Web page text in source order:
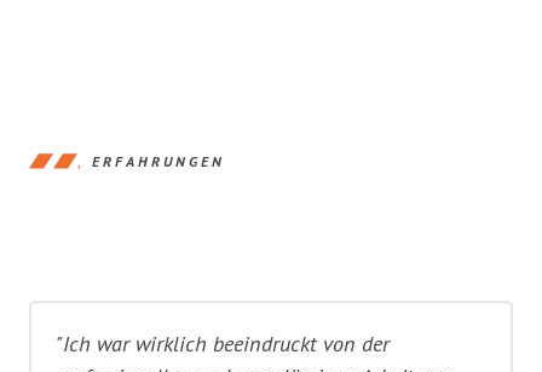
ERFAHRUNGEN
"Ich war wirklich beeindruckt von der